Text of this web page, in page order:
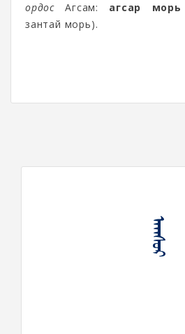
ордос Агсам: агсар морь
зантай морь).
ᠠᠭᠰᠤᠷ